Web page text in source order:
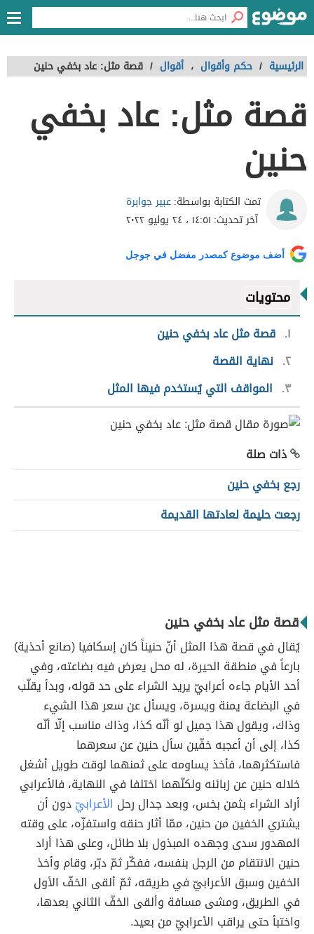
الرئيسية / حكم وأقوال ، أقوال / قصة مثل: عاد بخفي حنين
قصة مثل: عاد بخفي
حنين
تمت الكتابة بواسطة:عبير جوابرة
آخر تحديث: ١٤:٥١ ، ٢٤ يوليو ٢٠٢٢
أضف موضوع كمصدر مفضل في جوجل
محتويات
١ قصة مثل عاد بخفي حنين
٢ نهاية القصة
٣
المواقف التي يُستخدم فيها المثل
ذات صلة
رجع بخفي حنين
رجعت حليمة لعادتها القديمة
قصة مثل عاد بخفي حنين
يُقال في قصة هذا المثل أنّ حنيناً كان إسكافيا (صانع أحذية)
بارعاً في منطقة الحيرة، له محل يعرض فيه بضاعته، وفي
أحد الأيام جاءه أعرابيّ يريد الشراء على حد قوله، وبدأ يقلّب
في البضاعة يمنة ويسرة، ويسأل عن سعر هذا الشيء
وذاك، ويقول هذا جميل لو أنّه كذا، وذاك مناسب إلّا أنّه
كذا، إلى أن أعجبه خفّين سأل حنين عن سعرهما
فاستكثرهما، فأخذ يساومه على ثمنهما لوقت طويل أشغل
خلاله حنين عن زبائنه ولكنّهما اختلفا في النهاية، فالأعرابي
أراد الشراء بثمن بخس، وبعد جدال رحل الأعرابيّدون أن
يشتري الخفين من حنين، ممّا أثار حنقه واستفزّه، على وقته
المهدور سدى وجهده المبذول بلا طائل، وعلى هذا أراد
حنين الانتقام من الرجل بنفسه، ففكّر ثمّ دبّر، وقام وأخذ
الخفين وسبق الأعرابيّ في طريقه، ثمّ ألقى الخفّ الأول
في الطريق، ومشى مسافة وألقى الخفّ الثاني بعدها،
واختبأ حتى يراقب الأعرابيّ من بعيد.